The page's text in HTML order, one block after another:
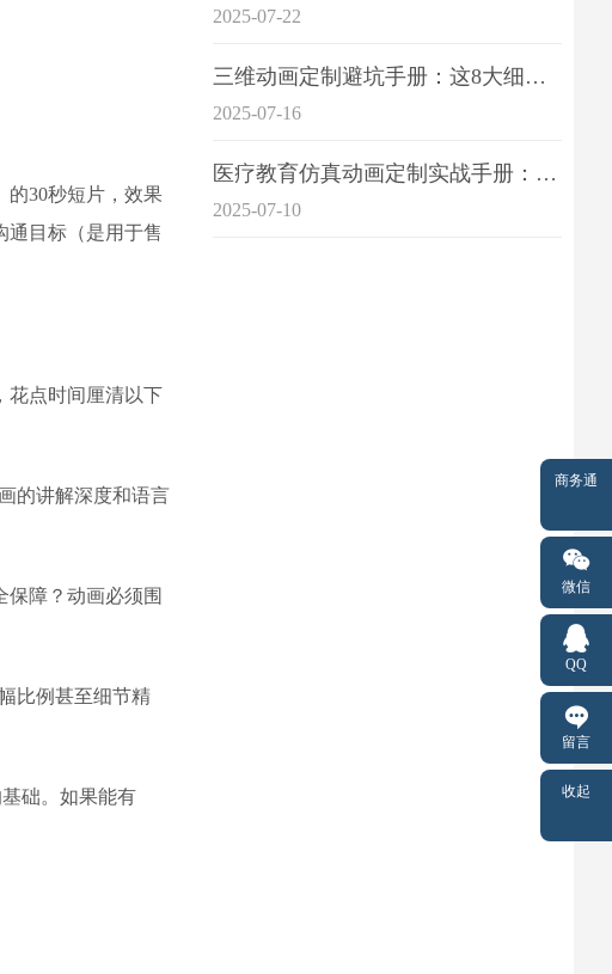
的30秒短片，效果
通目标（是用于售
花点时间厘清以下
的讲解深度和语言
保障？动画必须围
比例甚至细节精
础。如果能有
2025-07-22
三维动画定制避坑手册：这8大细节重点关注
2025-07-16
医疗教育仿真动画定制实战手册：击破传统医学教育7大痛点
2025-07-10
商务通
微信
QQ
留言
收起